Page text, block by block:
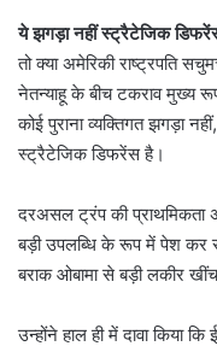
ये झगड़ा नहीं स्ट्रैटेजिक
तो क्या अमेरिकी राष्ट्रपति
नेतन्याहू के बीच टकराव मुख्य
कोई पुराना व्यक्तिगत झगड़ा
स्ट्रैटेजिक डिफरेंस है।
दरअसल ट्रंप की प्राथमिकता
बड़ी उपलब्धि के रूप में पेश कर
बराक ओबामा से बड़ी लकीर
उन्होंने हाल ही में दावा किया